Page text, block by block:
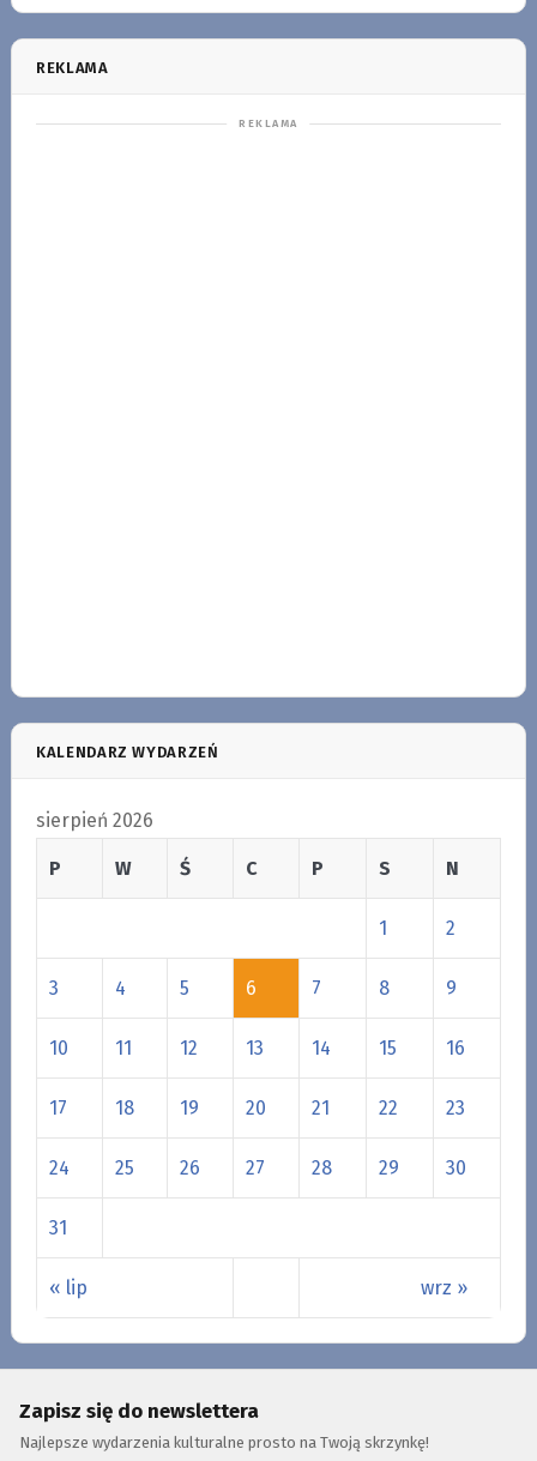
REKLAMA
KALENDARZ WYDARZEŃ
sierpień 2026
P W Ś C P S N
« lip wrz »
1 2
3 4 5 6 7 8 9
10 11 12 13 14 15 16
17 18 19 20 21 22 23
24 25 26 27 28 29 30
31
Zapisz się do newslettera
Najlepsze wydarzenia kulturalne prosto na Twoją skrzynkę!